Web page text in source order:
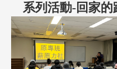
系列活動-回家